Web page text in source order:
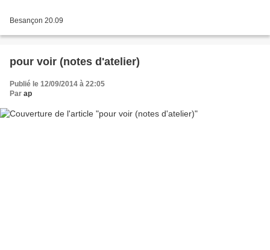
Besançon 20.09
pour voir (notes d'atelier)
Publié le 12/09/2014 à 22:05
Par ap